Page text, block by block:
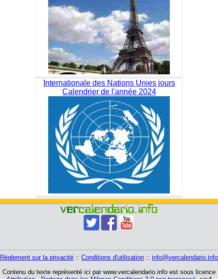
Internationale des Nations Unies jours
Calendrier de l'année 2024
Règlement sur la privacité :: Conditions d'utilisation :: info@vercalendario.info
Contenu du texte représenté ici par www.vercalendario.info est sous licence